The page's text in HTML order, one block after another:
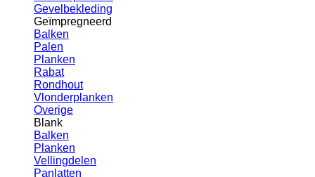
Gevelbekleding
Geïmpregneerd
Balken
Palen
Planken
Rabat
Rondhout
Vlonderplanken
Overige
Blank
Balken
Planken
Vellingdelen
Panlatten